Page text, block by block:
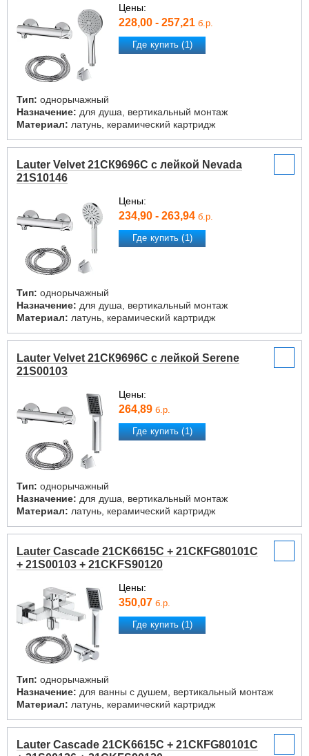
Цены:
228,00 - 257,21 б.р.
Где купить (1)
Тип: однорычажный
Назначение: для душа, вертикальный монтаж
Материал: латунь, керамический картридж
Lauter Velvet 21СК9696С с лейкой Nevada
21S10146
Цены:
234,90 - 263,94 б.р.
Где купить (1)
Тип: однорычажный
Назначение: для душа, вертикальный монтаж
Материал: латунь, керамический картридж
Lauter Velvet 21СК9696С с лейкой Serene
21S00103
Цены:
264,89 б.р.
Где купить (1)
Тип: однорычажный
Назначение: для душа, вертикальный монтаж
Материал: латунь, керамический картридж
Lauter Cascade 21CK6615C + 21СКFG80101C
+ 21S00103 + 21CKFS90120
Цены:
350,07 б.р.
Где купить (1)
Тип: однорычажный
Назначение: для ванны с душем, вертикальный монтаж
Материал: латунь, керамический картридж
Lauter Cascade 21CK6615C + 21СКFG80101C